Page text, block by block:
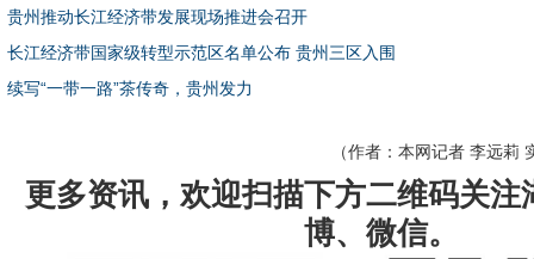
贵州推动长江经济带发展现场推进会召开
长江经济带国家级转型示范区名单公布 贵州三区入围
续写“一带一路”茶传奇，贵州发力
（作者： 本网记者 李远莉
更多资讯，欢迎扫描下方二维码关注
博、微信。